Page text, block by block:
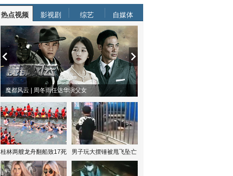
热点视频 影视剧 综艺 自媒体
魔都风云 | 周冬雨任达华演父女
桂林两艘龙舟翻船致17死 男子玩大摆锤被甩飞坠亡